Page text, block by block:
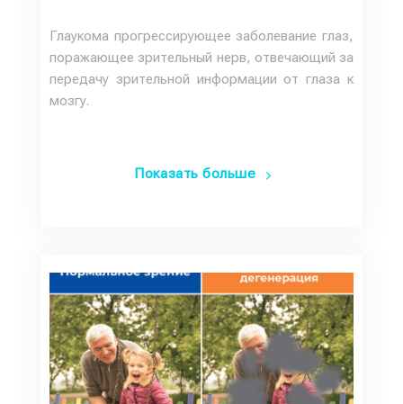
Глаукома прогрессирующее заболевание глаз,
поражающее зрительный нерв, отвечающий за
передачу зрительной информации от глаза к
мозгу.
Показать больше